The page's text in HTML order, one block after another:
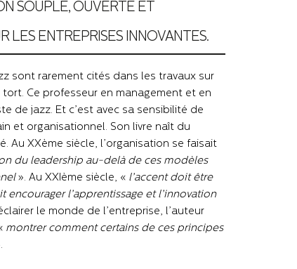
SOUPLE, OUVERTE ET
LES ENTREPRISES INNOVANTES.
sont rarement cités dans les travaux sur
tort. Ce professeur en management et en
de jazz. Et c’est avec sa sensibilité de
et organisationnel. Son livre naît du
Au XXème siècle, l’organisation se faisait
du leadership au-delà de ces modèles
». Au XXIème siècle, « l’accent doit être
l’apprentissage et l’innovation
le monde de l’entreprise, l’auteur
montrer comment certains de ces principes